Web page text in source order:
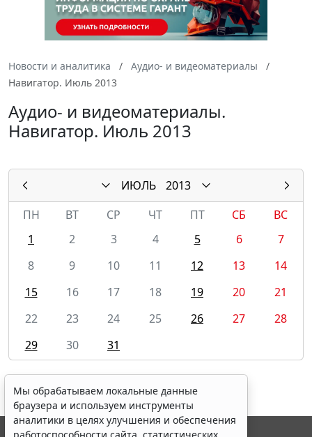
Новости и аналитика
Аудио- и видеоматериалы
Навигатор. Июль 2013
Аудио- и видеоматериалы.
Навигатор. Июль 2013
ИЮЛЬ
2013
ПН
ВТ СР ЧТ ПТ СБ
ВС
1
2 3 4 5 6
7
8
9 10 11 12 13
14
15
16 17 18 19 20
21
22
23 24 25 26 27
28
29
30 31
Мы обрабатываем локальные данные
браузера и используем инструменты
аналитики в целях улучшения и обеспечения